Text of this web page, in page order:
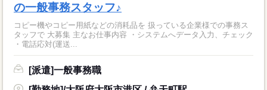
の一般事務スタッフ♪
コピー機やコピー用紙などの消耗品を 扱っている企業様での事務ス
タッフで 大募集 主なお仕事内容 ・システムへデータ入力、チェック
・電話応対(運送...
[派遣]一般事務職